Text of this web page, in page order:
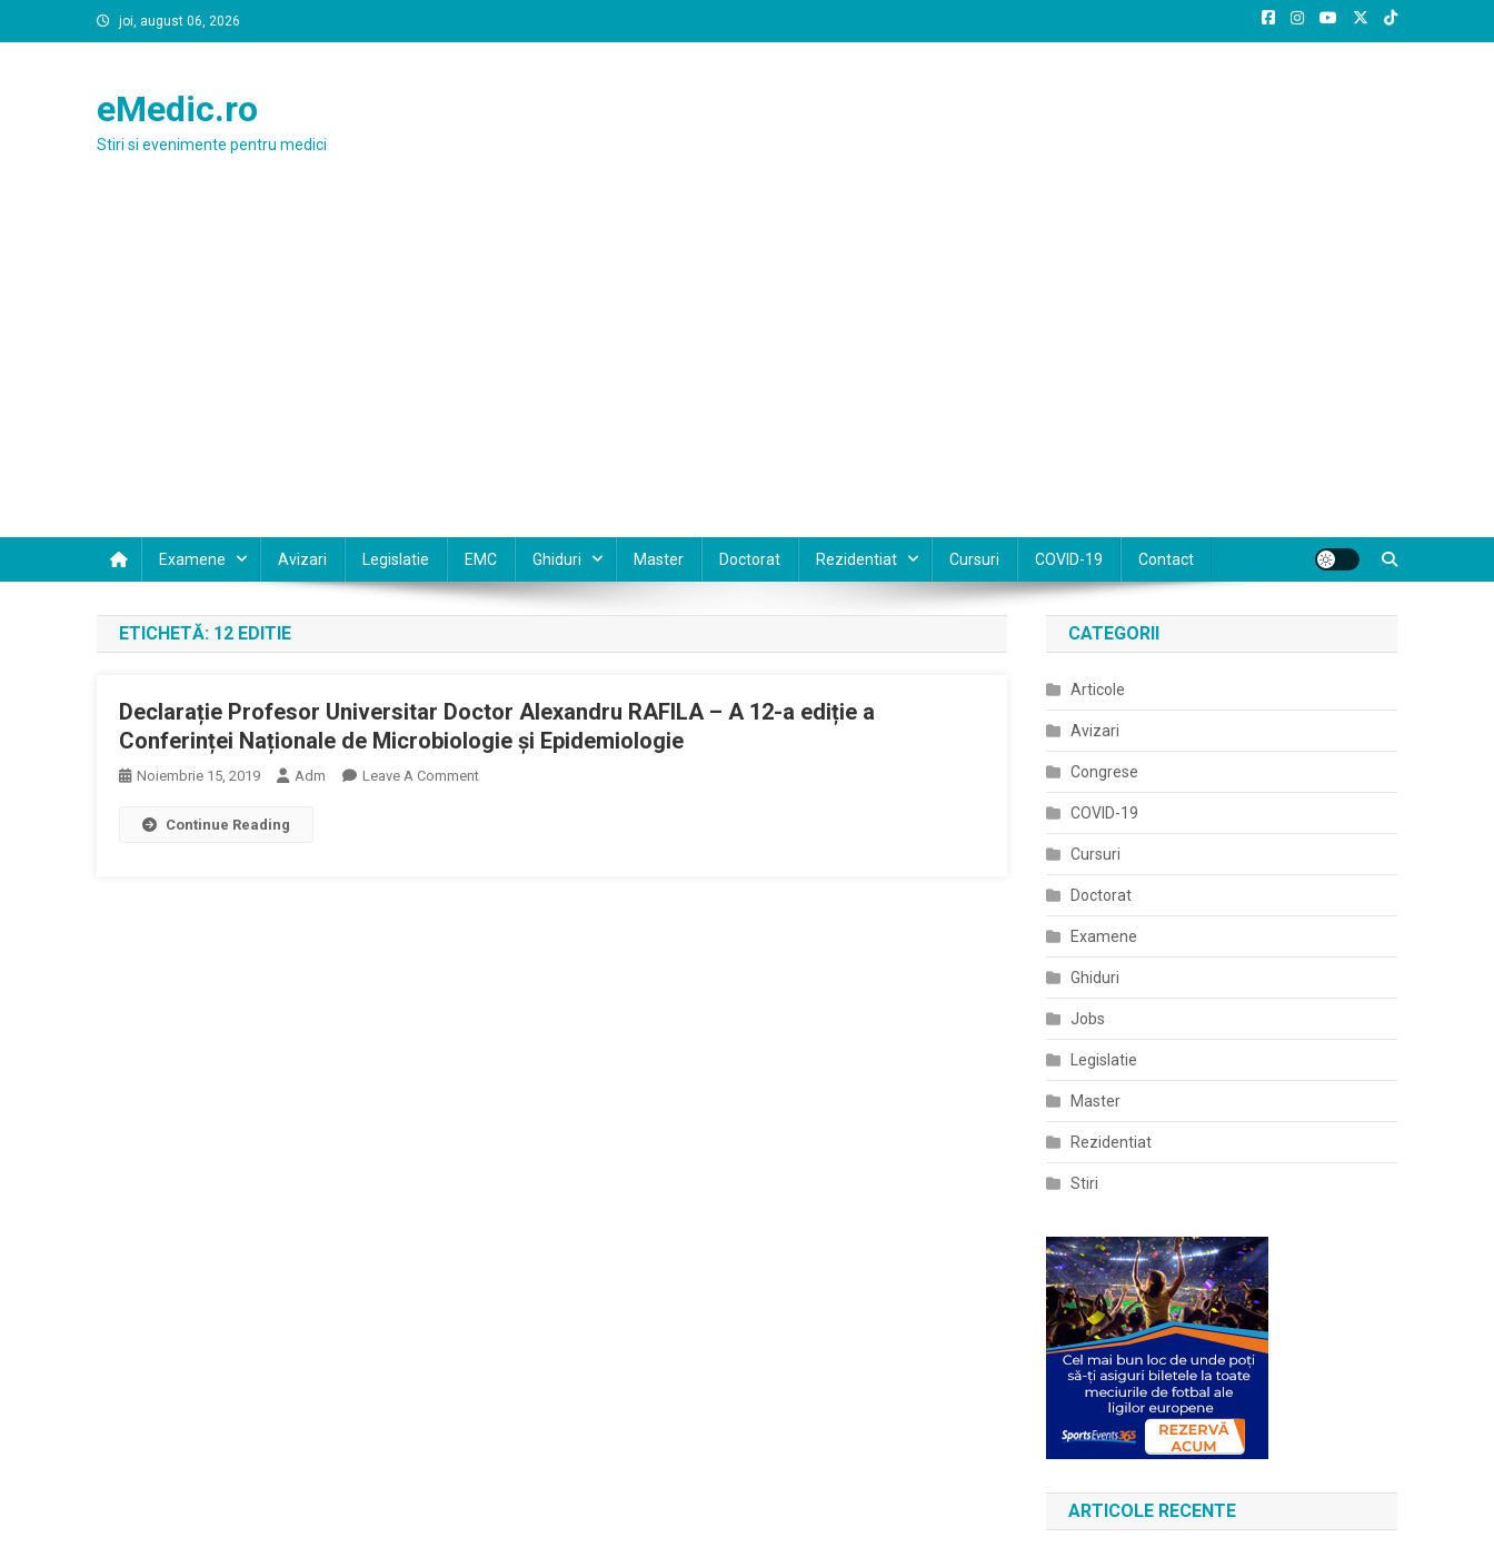
to
joi, august 06, 2026
eMedic.ro
Stiri si evenimente pentru medici
Examene Avizari Legislatie EMC Ghiduri Master Doctorat Rezidentiat Cursuri COVID-19 Contact
ETICHETĂ: 12 EDITIE
Declarație Profesor Universitar Doctor Alexandru RAFILA – A 12-a ediție a
Conferinței Naționale de Microbiologie și Epidemiologie
Noiembrie 15, 2019 Adm Leave A CommentOn
Continue Reading
CATEGORII
Articole
Avizari
Congrese
COVID-19
Cursuri
Doctorat
Examene
Ghiduri
Jobs
Legislatie
Master
Rezidentiat
Stiri
ARTICOLE RECENTE